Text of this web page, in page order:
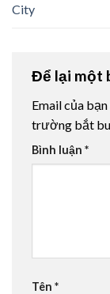
City
Để lại một
Email của
trường bắt
Bình luận *
Tên *